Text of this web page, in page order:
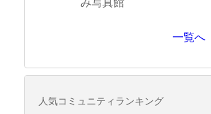
み写真館
一覧へ
人気コミュニティランキング